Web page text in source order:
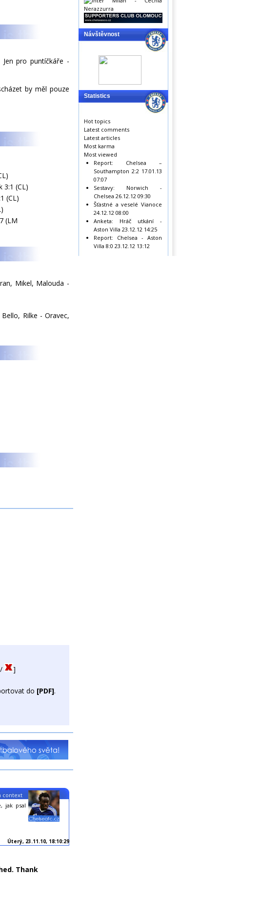
pro puntíčkáře -
by měl pouze
3:1 (CL)
(CL)
(LM
Mikel, Malouda -
Rilke - Oravec,
/
]
do [PDF].
context
jak psal
Úterý, 23.11.10, 18:10:29
Thank
Návštěvnost
Statistics
Hot topics
Latest comments
Latest articles
Most karma
Most viewed
Report: Chelsea –
Southampton 2:2 17.01.13
07:07
Sestavy: Norwich -
Chelsea 26.12.12 09:30
Šťastné a veselé Vianoce
24.12.12 08:00
Anketa: Hráč utkání -
Aston Villa 23.12.12 14:25
Report: Chelsea - Aston
Villa 8:0 23.12.12 13:12